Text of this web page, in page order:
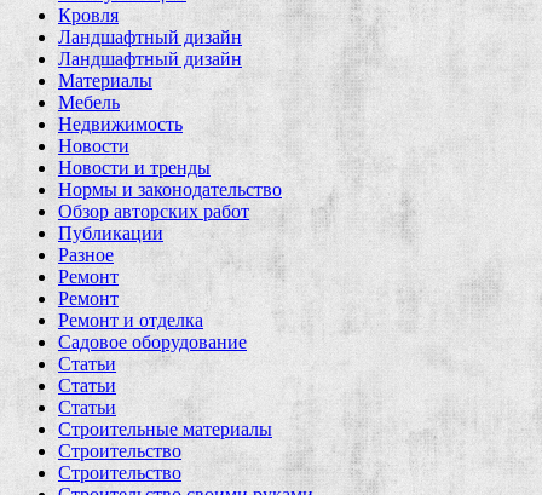
Кровля
Ландшафтный дизайн
Ландшафтный дизайн
Материалы
Мебель
Недвижимость
Новости
Новости и тренды
Нормы и законодательство
Обзор авторских работ
Публикации
Разное
Ремонт
Ремонт
Ремонт и отделка
Садовое оборудование
Статьи
Статьи
Статьи
Строительные материалы
Строительство
Строительство